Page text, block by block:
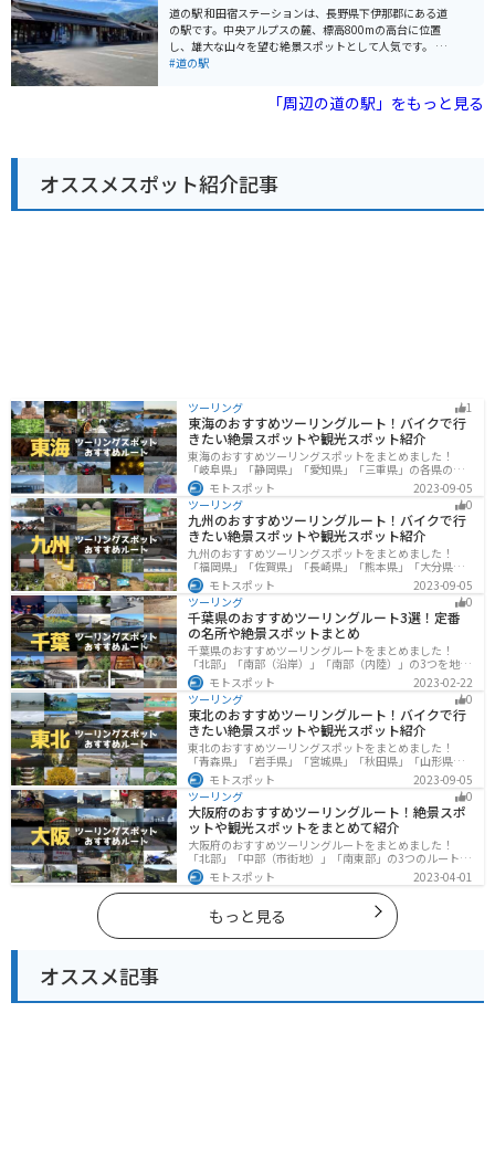
地元の農産物や特産品を販売する直売所、レストラン、
軽食コーナーなどがあります。地元産の新鮮な野菜や果
物はもちろん、信州そばや山賊焼きなど、地元グルメも
堪能できます。 バイクで訪れる場合、道の駅から少し走
ており、ロマンチックなひとときを過ごせます。 また、
道の駅 和田宿ステーションは、長野県下伊那郡にある道
の駅です。中央アルプスの麓、標高800mの高台に位置
し、雄大な山々を望む絶景スポットとして人気です。 地
元の特産品を販売するショップでは、新鮮な高原野菜や
ンでは、地元産の食材を使った郷土料理や、信州そばな
どが楽しめます。バイクラックも設置されているので、
ども楽しめます。周辺には温泉地も多く、旅の疲れを癒
やすこともできます。
#道の駅
「周辺の道の駅」をもっと見る
オススメスポット紹介記事
ツーリング 1
東海のおすすめツーリングルート！バイクで行
きたい絶景スポットや観光スポット紹介
東海のおすすめツーリングスポットをまとめました！
「岐阜県」「静岡県」「愛知県」「三重県」の各県の観
光地紹介します。自然豊かな山々や湖、温泉地が点在
し、四季折々の景色を楽しめるスポットが多数ありま
す。バイクで東海にツーリングに行く際は参考にしてく
ださい。
モトスポット
2023-09-05
ツーリング
0
九州のおすすめツーリングルート！バイクで行
きたい絶景スポットや観光スポット紹介
九州のおすすめツーリングスポットをまとめました！
「福岡県」「佐賀県」「長崎県」「熊本県」「大分県」
「宮崎都」「鹿児島県」の各県の観光地紹介します。自
然豊かな山々や湖、温泉地が点在し、四季折々の景色を
楽しめるスポットが多数あります。バイクで九州にツー
リングに行く際は参考にしてください。
モトスポット
2023-09-05
ツーリング
0
千葉県のおすすめツーリングルート3選！定番
の名所や絶景スポットまとめ
千葉県のおすすめツーリングルートをまとめました！
「北部」「南部（沿岸）」「南部（内陸）」の3つを地域
別で紹介します！千葉は首都圏からのアクセスも良く、
海と山どちらも堪能できるのでツーリングには最適な場
所です。
モトスポット
2023-02-22
ツーリング
0
東北のおすすめツーリングルート！バイクで行
きたい絶景スポットや観光スポット紹介
東北のおすすめツーリングスポットをまとめました！
「青森県」「岩手県」「宮城県」「秋田県」「山形県」
「福島県」の各県の観光地紹介します。自然豊かな山々
や湖、温泉地が点在し、四季折々の景色を楽しめるスポ
ットが多数あります。バイクで東北にツーリングに行く
際は参考にしてください。
モトスポット
2023-09-05
ツーリング
0
大阪府のおすすめツーリングルート！絶景スポ
ットや観光スポットをまとめて紹介
大阪府のおすすめツーリングルートをまとめました！
「北部」「中部（市街地）」「南東部」の3つのルート紹
介します。歴史と近代が融合した魅力的なエリアで様々
な楽しみ方ができます。バイクで大阪府にツーリングに
行く際は参考にしてください。
モトスポット 2023-04-01
もっと見る
オススメ記事